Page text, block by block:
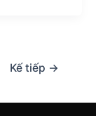
Kế tiếp →